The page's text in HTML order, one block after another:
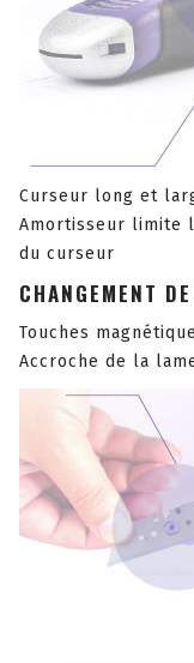
Curseur long et
Amortisseur limite
du curseur
CHANGEMENT
Touches
Accroche de la